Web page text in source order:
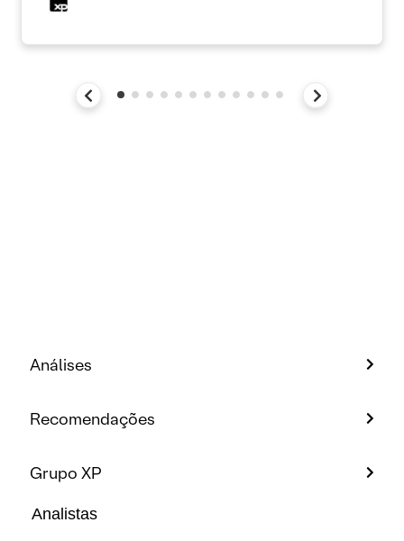
Análises
Recomendações
Grupo XP
Analistas